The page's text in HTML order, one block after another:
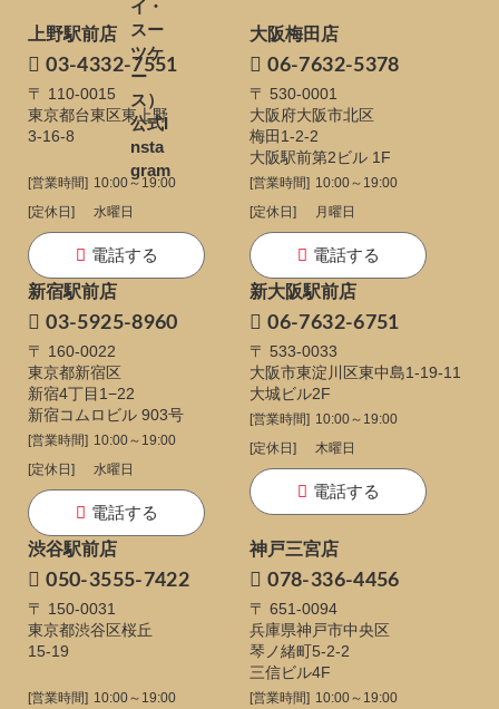
上野駅前店
03-4332-7551
〒 110-0015
東京都台東区東上野
3-16-8
[営業時間] 10:00～19:00
[定休日]
水曜日
電話する
大阪梅田店
06-7632-5378
〒 530-0001
大阪府大阪市北区
梅田1-2-2
大阪駅前第2ビル 1F
[営業時間] 10:00～19:00
[定休日]
月曜日
電話する
新宿駅前店
03-5925-8960
〒 160-0022
東京都新宿区
新宿4丁目1−22
新宿コムロビル 903号
[営業時間] 10:00～19:00
[定休日]
水曜日
電話する
新大阪駅前店
06-7632-6751
〒 533-0033
大阪市東淀川区東中島1-19-11
大城ビル2F
[営業時間] 10:00～19:00
[定休日]
木曜日
電話する
渋谷駅前店
050-3555-7422
〒 150-0031
東京都渋谷区桜丘
15-19
[営業時間] 10:00～19:00
神戸三宮店
078-336-4456
〒 651-0094
兵庫県神戸市中央区
琴ノ緒町5-2-2
三信ビル4F
[営業時間] 10:00～19:00